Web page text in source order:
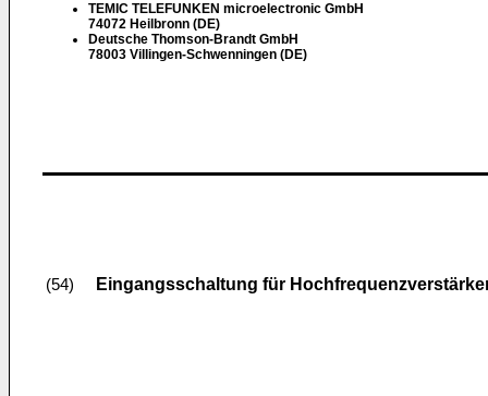
TEMIC TELEFUNKEN microelectronic GmbH
74072 Heilbronn (DE)
Deutsche Thomson-Brandt GmbH
78003 Villingen-Schwenningen (DE)
(54) Eingangsschaltung für